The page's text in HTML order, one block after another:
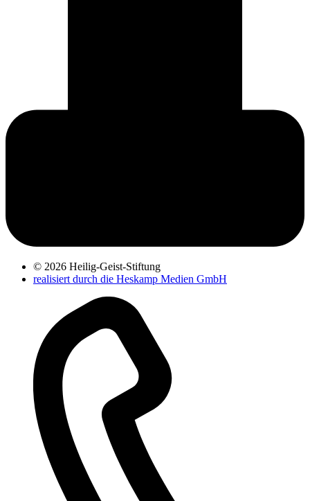
© 2026 Heilig-Geist-Stiftung
realisiert durch die Heskamp Medien GmbH